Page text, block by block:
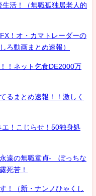
活！（無職孤独居老人的
！オ・カマトレーダーの
動画まとめ速報）
！ネット乞食DE2000万
るまとめ速報！！激しく
！こじらせ！50独身処
遠の無職童貞- ぼっちな
死苦！
！（新・ナンノひゃくし